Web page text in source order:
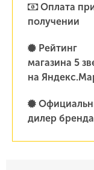
Оплата
получении
Рейтинг
магазина 5
на
дилер бренда